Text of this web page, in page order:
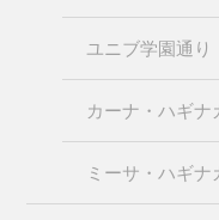
ユニブ学園通り
カーナ・ハギナ
ミーサ・ハギナ